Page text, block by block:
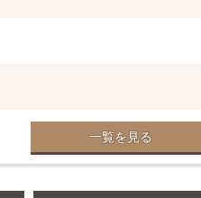
一覧を見る